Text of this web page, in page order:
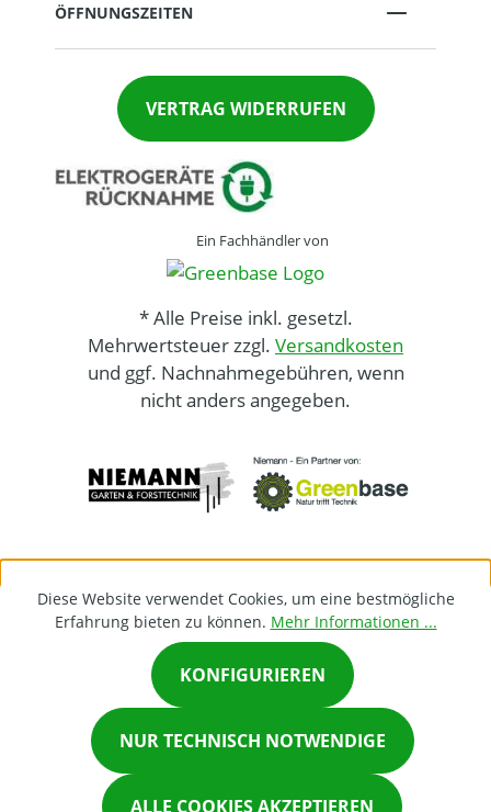
Chat on Whatsapp
×
ÖFFNUNGSZEITEN
VERTRAG WIDERRUFEN
Ein Fachhändler von
* Alle Preise inkl. gesetzl.
Mehrwertsteuer zzgl. Versandkosten
und ggf. Nachnahmegebühren, wenn
nicht anders angegeben.
Diese Website verwendet Cookies, um eine bestmögliche
Erfahrung bieten zu können. Mehr Informationen ...
NUR TECHNISCH NOTWENDIGE
KONFIGURIEREN
ALLE COOKIES AKZEPTIEREN